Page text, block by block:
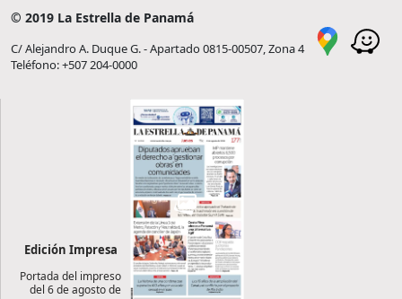
© 2019 La Estrella de Panamá
C/ Alejandro A. Duque G. - Apartado 0815-00507, Zona 4
Teléfono: +507 204-0000
Edición Impresa
Portada del impreso
del 6 de agosto de